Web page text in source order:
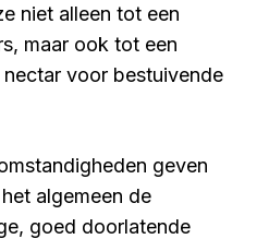
niet alleen tot een
maar ook tot een
voor bestuivende
geven
algemeen de
goed doorlatende